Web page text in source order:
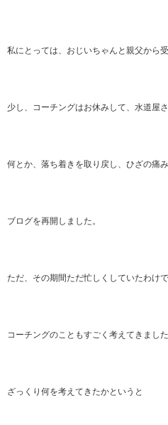
私にとっては、おじいちゃんと親父から
少し、コーチングはお休みして、水道屋
何とか、落ち着きを取り戻し、ひざの痛
ブログを再開しました。
ただ、その期間ただ忙しくしていたわけで
コーチングのこともすごく考えてきました
ざっくり何を考えてきたかというと